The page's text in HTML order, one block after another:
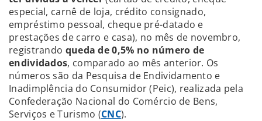
especial, carnê de loja, crédito consignado,
empréstimo pessoal, cheque pré-datado e
prestações de carro e casa), no mês de novembro,
registrando queda de 0,5% no número de
endividados, comparado ao mês anterior. Os
números são da Pesquisa de Endividamento e
Inadimplência do Consumidor (Peic), realizada pela
Confederação Nacional do Comércio de Bens,
Serviços e Turismo (CNC).